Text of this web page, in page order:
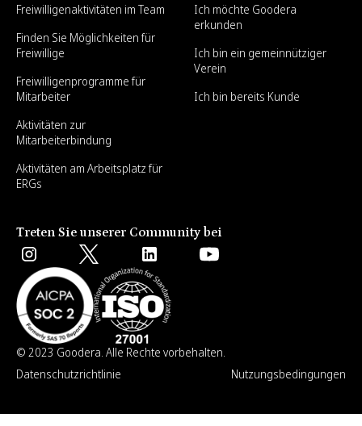
Freiwilligenaktivitäten im Team
Finden Sie Möglichkeiten für
Freiwillige
Freiwilligenprogramme für
Mitarbeiter
Aktivitäten zur
Mitarbeiterbindung
Aktivitäten am Arbeitsplatz für
ERGs
Ich möchte Goodera
erkunden
Ich bin ein gemeinnütziger
Verein
Ich bin bereits Kunde
Treten Sie unserer Community bei
© 2023 Goodera. Alle Rechte vorbehalten.
Datenschutzrichtlinie
Nutzungsbedingungen